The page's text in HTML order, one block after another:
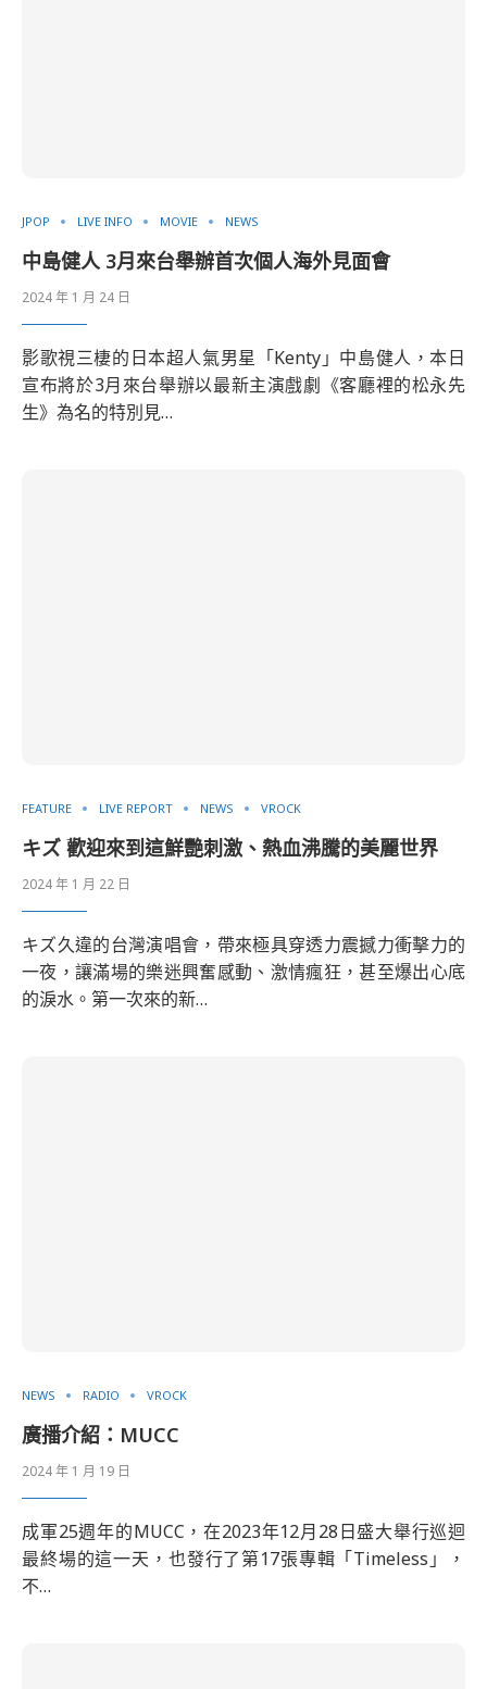
JPOP LIVE INFO MOVIE NEWS
中島健人 3月來台舉辦首次個人海外見面會
2024 年 1 月 24 日
影歌視三棲的日本超人氣男星「Kenty」中島健人，本日
宣布將於3月來台舉辦以最新主演戲劇《客廳裡的松永先
生》為名的特別見…
FEATURE LIVE REPORT NEWS VROCK
キズ 歡迎來到這鮮艷刺激、熱血沸騰的美麗世界
2024 年 1 月 22 日
キズ久違的台灣演唱會，帶來極具穿透力震撼力衝擊力的
一夜，讓滿場的樂迷興奮感動、激情瘋狂，甚至爆出心底
的淚水。第一次來的新…
NEWS RADIO VROCK
廣播介紹：MUCC
2024 年 1 月 19 日
成軍25週年的MUCC，在2023年12月28日盛大舉行巡迴
最終場的這一天，也發行了第17張專輯「Timeless」，
不…